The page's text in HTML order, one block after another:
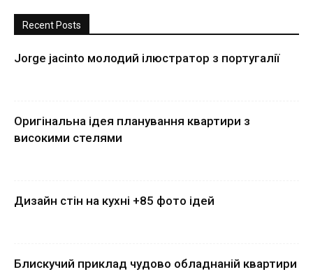
Recent Posts
Jorge jacinto молодий ілюстратор з португалії
Оригінальна ідея планування квартири з
високими стелями
Дизайн стін на кухні +85 фото ідей
Блискучий приклад чудово обладнаній квартири